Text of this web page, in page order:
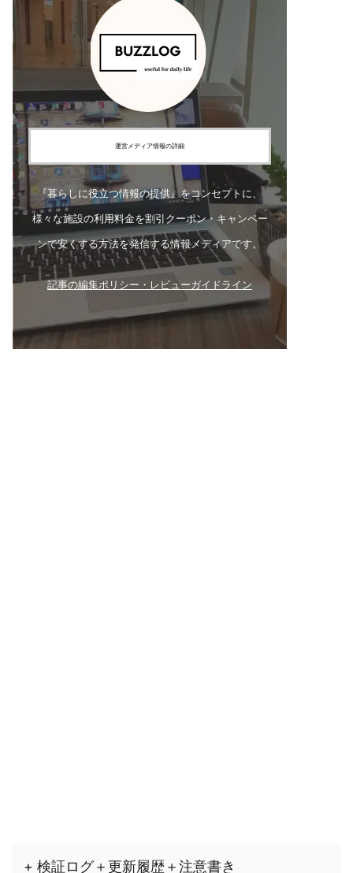
運営メディア情報の詳細
『暮らしに役立つ情報の提供』をコンセプトに、
様々な施設の利用料金を割引クーポン・キャンペー
ンで安くする方法を発信する情報メディアです。
記事の編集ポリシー・レビューガイドライン
+ 検証ログ＋更新履歴＋注意書き